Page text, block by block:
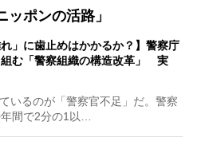
ポンの活路」
れ」に歯止めはかかるか？】警察庁
む「警察組織の構造改革」 実
いるのが「警察官不足」だ。警察
間で2分の1以…